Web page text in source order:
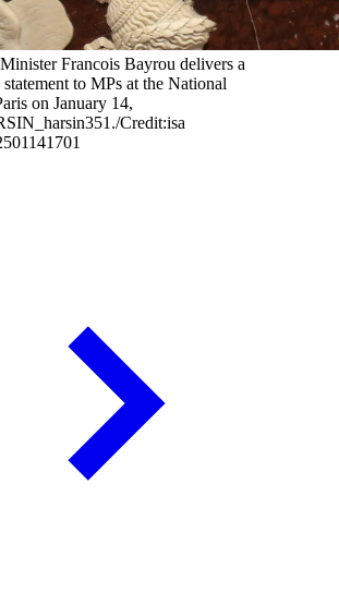
Francois Bayrou delivers a
to MPs at the National
on January 14,
Credit:isa